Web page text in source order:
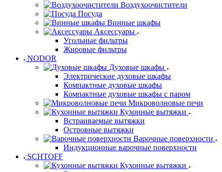
Воздухоочистители
Посуда
Винные шкафы
Аксессуары
Угольные фильтры
Жировые фильтры
NODOR
Духовые шкафы
Электрические духовые шкафы
Компактные духовые шкафы
Компактные духовые шкафы с паром
Микроволновые печи
Кухонные вытяжки
Встраиваемые вытяжки
Островные вытяжки
Варочные поверхности
Индукционные варочные поверхности
SCHTOFF
Кухонные вытяжки